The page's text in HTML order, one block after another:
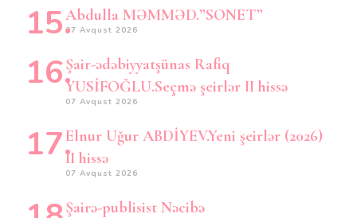
Abdulla MƏMMƏD.”SONET”
07 Avqust 2026
Şair-ədəbiyyatşünas Rafiq
YUSİFOĞLU.Seçmə şeirlər II hissə
07 Avqust 2026
Elnur Uğur ABDİYEV.Yeni şeirlər (2026)
II hissə
07 Avqust 2026
Şairə-publisist Nəcibə